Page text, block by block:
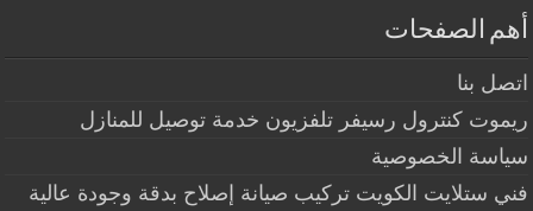
أهم الصفحات
اتصل بنا
ريموت كنترول رسيفر تلفزيون خدمة توصيل للمنازل
سياسة الخصوصية
فني ستلايت الكويت تركيب صيانة إصلاح بدقة وجودة عالية